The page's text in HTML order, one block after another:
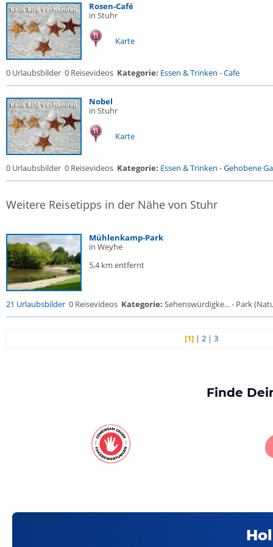
Rosen-Café
in Stuhr
Karte
0 Urlaubsbilder 0 Reisevideos Kategorie: Essen & Trinken -Cafe
Nobel
in Stuhr
Karte
0 Urlaubsbilder 0 Reisevideos Kategorie: Essen & Trinken -Gehobene
Weitere Reisetipps in der Nähe von Stuhr
Mühlenkamp-Park
in Weyhe
5,4 km entfernt
21 Urlaubsbilder 0 Reisevideos Kategorie: Sehenswürdigke... - Park
[1] |2 |3
Finde